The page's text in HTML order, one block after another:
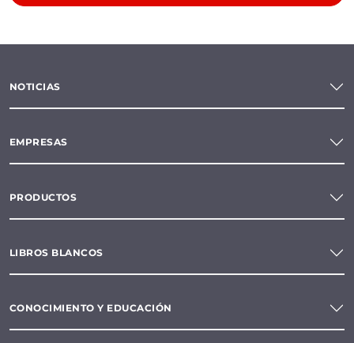
NOTICIAS
EMPRESAS
PRODUCTOS
LIBROS BLANCOS
CONOCIMIENTO Y EDUCACIÓN